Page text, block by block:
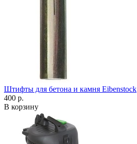
Штифты для бетона и камня Eibenstock
400 р.
В корзину